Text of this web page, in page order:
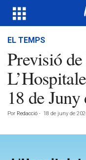
EL TEMPS
Previsió
18 de
Por Redacció - 18 de juny de